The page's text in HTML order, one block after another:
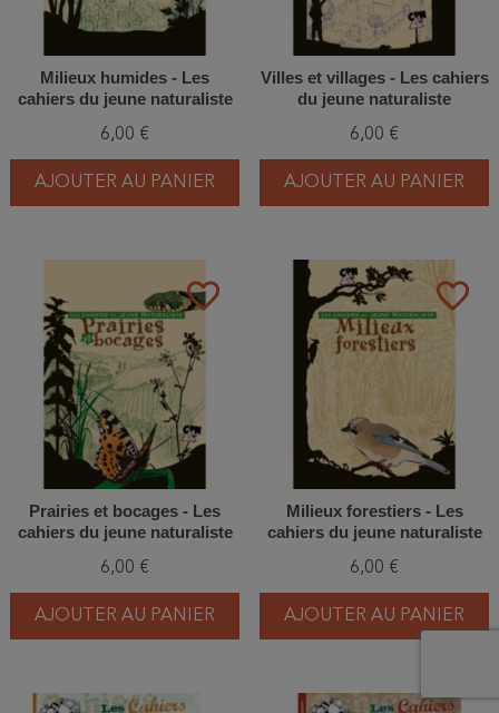
Milieux humides - Les
cahiers du jeune naturaliste
6,00 €
AJOUTER AU PANIER
Villes et villages - Les cahiers
du jeune naturaliste
6,00 €
AJOUTER AU PANIER
favorite_border
Prairies et bocages - Les
cahiers du jeune naturaliste
6,00 €
AJOUTER AU PANIER
favorite_border
Milieux forestiers - Les
cahiers du jeune naturaliste
6,00 €
AJOUTER AU PANIER